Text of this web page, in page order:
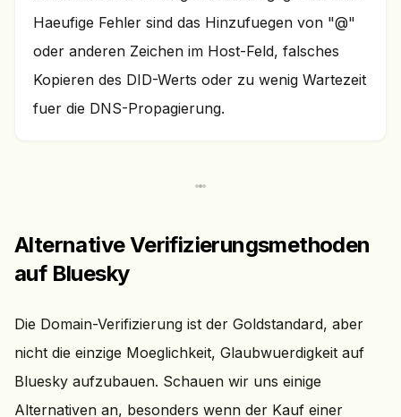
Haeufige Fehler sind das Hinzufuegen von "@"
oder anderen Zeichen im Host-Feld, falsches
Kopieren des DID-Werts oder zu wenig Wartezeit
fuer die DNS-Propagierung.
Alternative Verifizierungsmethoden
auf Bluesky
Die Domain-Verifizierung ist der Goldstandard, aber
nicht die einzige Moeglichkeit, Glaubwuerdigkeit auf
Bluesky aufzubauen. Schauen wir uns einige
Alternativen an, besonders wenn der Kauf einer